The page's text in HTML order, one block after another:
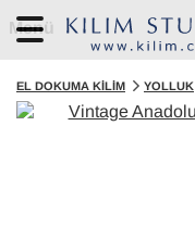
Menü
EL DOKUMA KILIM YOLLUK